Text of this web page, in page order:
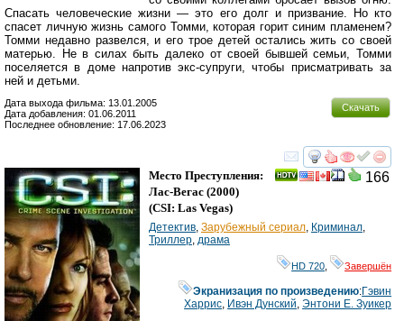
Спасать человеческие жизни — это его долг и призвание. Но кто
спасет личную жизнь самого Томми, которая горит синим пламенем?
Томми недавно развелся, и его трое детей остались жить со своей
матерью. Не в силах быть далеко от своей бывшей семьи, Томми
поселяется в доме напротив экс-супруги, чтобы присматривать за
ней и детьми.
Скачать
Дата выхода фильма: 13.01.2005
Дата добавления: 01.06.2011
Последнее обновление: 17.06.2023
смотреть
166
Место Преступления:
Лас-Вегас (2000)
(CSI: Las Vegas)
Детектив, Зарубежный сериал, Криминал,
Триллер, драма
HD 720 Завершён
Экранизация по произведению:Гэвин
Харрис, Ивэн Дунский,Энтони Е. Зуикер